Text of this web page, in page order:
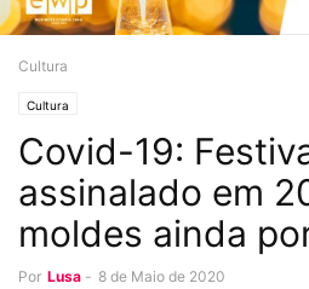
Cultura
Cultura
Covid-19:
assinalado em
moldes ainda
Por Lusa - 8 de Maio de 2020